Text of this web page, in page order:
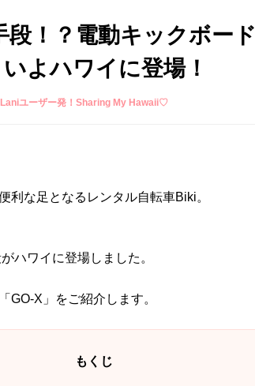
！？電動キックボード
よハワイに登場！
ユーザー発！Sharing My Hawaii♡
利な足となるレンタル自転車Biki。
ハワイに登場しました。
GO-X」をご紹介します。
もくじ